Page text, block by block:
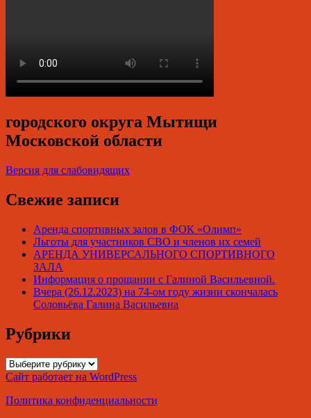
городского округа Мытищи
Московской области
Версия для слабовидящих
Свежие записи
Аренда спортивных залов в ФОК «Олимп»
Льготы для участников СВО и членов их семей
АРЕНДА УНИВЕРСАЛЬНОГО СПОРТИВНОГО
ЗАЛА
Информация о прощании с Галиной Васильевной.
Вчера (26.12.2023) на 74-ом году жизни скончалась
Соловьёва Галина Васильевна
Рубрики
Рубрики
Сайт работает на WordPress
Политика конфиденциальности